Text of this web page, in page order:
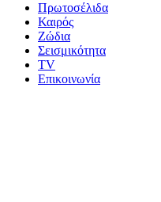
Πρωτοσέλιδα
Καιρός
Ζώδια
Σεισμικότητα
TV
Επικοινωνία